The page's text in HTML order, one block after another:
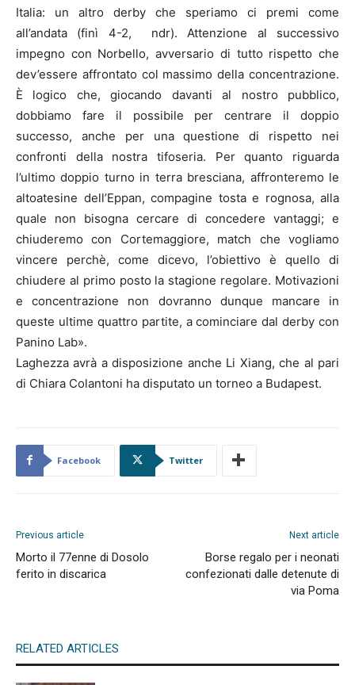
Italia: un altro derby che speriamo ci premi come
all’andata (finì 4-2, ndr). Attenzione al successivo
impegno con Norbello, avversario di tutto rispetto che
dev’essere affrontato col massimo della concentrazione.
È logico che, giocando davanti al nostro pubblico,
dobbiamo fare il possibile per centrare il doppio
successo, anche per una questione di rispetto nei
confronti della nostra tifoseria. Per quanto riguarda
l’ultimo doppio turno in terra bresciana, affronteremo le
altoatesine dell’Eppan, compagine tosta e rognosa, alla
quale non bisogna cercare di concedere vantaggi; e
chiuderemo con Cortemaggiore, match che vogliamo
vincere perchè, come dicevo, l’obiettivo è quello di
chiudere al primo posto la stagione regolare. Motivazioni
e concentrazione non dovranno dunque mancare in
queste ultime quattro partite, a cominciare dal derby con
Panino Lab».
Laghezza avrà a disposizione anche Li Xiang, che al pari
di Chiara Colantoni ha disputato un torneo a Budapest.
Facebook Twitter
Previous article
Morto il 77enne di Dosolo
ferito in discarica
Next article
Borse regalo per i neonati
confezionati dalle detenute di
via Poma
RELATED ARTICLES